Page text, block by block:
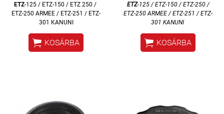
ETZ-125 / ETZ-150 / ETZ 250 /
ETZ-250 ARMEE / ETZ-251 / ETZ-
301 KANUNI
 KOSÁRBA
ETZ-125 / ETZ-150 / ETZ-250 /
ETZ-250 ARMEE / ETZ-251 / ETZ-
301 KANUNI
 KOSÁRBA